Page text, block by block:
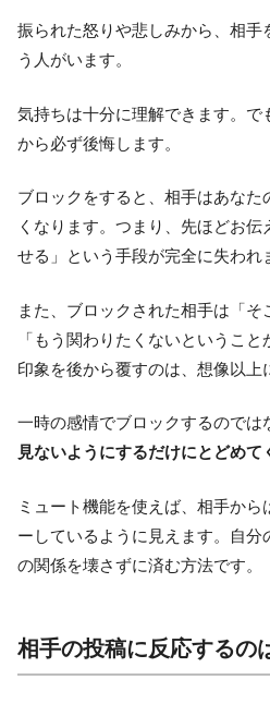
振られた怒りや悲しみから、相手
う人がいます。
気持ちは十分に理解できます。で
から必ず後悔します。
ブロックをすると、相手はあなた
くなります。つまり、先ほどお
せる」という手段が完全に失われ
また、ブロックされた相手は「そ
「もう関わりたくないというこ
印象を後から覆すのは、想像以上
一時の感情でブロックするのでは
見ないようにするだけにとどめて
ミュート機能を使えば、相手か
ーしているように見えます。自分
の関係を壊さずに済む方法です。
相手の投稿に反応するの